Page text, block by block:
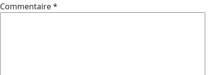
Commentaire*